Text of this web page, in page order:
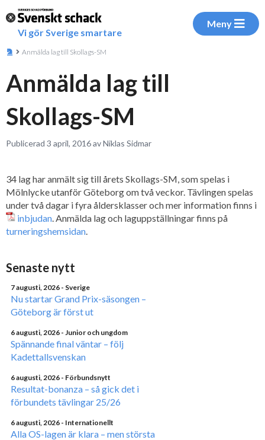
Vi gör Sverige smartare
Meny
Anmälda lag till Skollags-SM
Anmälda lag till
Skollags-SM
Publicerad 3 april, 2016 av Niklas Sidmar
34 lag har anmält sig till årets Skollags-SM, som spelas i
Mölnlycke utanför Göteborg om två veckor. Tävlingen spelas
under två dagar i fyra åldersklasser och mer information finns i
inbjudan. Anmälda lag och laguppställningar finns på
turneringshemsidan.
Senaste nytt
7 augusti, 2026 - Sverige
Nu startar Grand Prix-säsongen –
Göteborg är först ut
6 augusti, 2026 - Junior och ungdom
Spännande final väntar – följ
Kadettallsvenskan
6 augusti, 2026 - Förbundsnytt
Resultat-bonanza – så gick det i
förbundets tävlingar 25/26
6 augusti, 2026 - Internationellt
Alla OS-lagen är klara – men största